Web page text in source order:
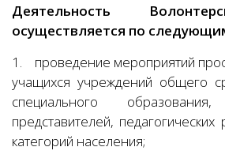
Деятельность
осуществляется по
1. проведение мероприятий
учащихся учреждений общего
специального
представителей, педагогических
категорий населения;